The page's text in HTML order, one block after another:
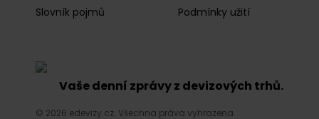
Slovník pojmů
Podmínky užití
Vaše denní zprávy z devizových trhů.
© 2026 edevizy.cz. Všechna práva vyhrazena.